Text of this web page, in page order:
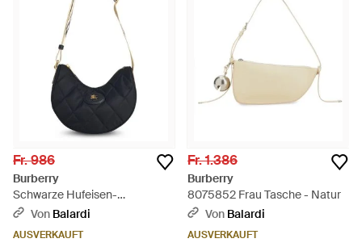
Fr. 986
Burberry
Schwarze Hufeisen-
Schultertasche - Schwarz
Von Balardi
AUSVERKAUFT
Fr. 1.386
Burberry
8075852 Frau Tasche - Natur
Von Balardi
AUSVERKAUFT